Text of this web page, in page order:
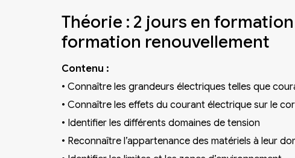
Théorie : 2 jours en
formation renouvellement
Contenu :
• Connaître les grandeurs électriques telles que
• Connaître les effets du courant électrique sur le
• Identifier les différents domaines de tension
• Reconnaître l’appartenance des matériels à leur